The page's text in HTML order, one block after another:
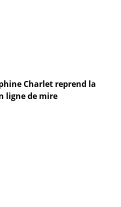
Charlet reprend la
ligne de mire